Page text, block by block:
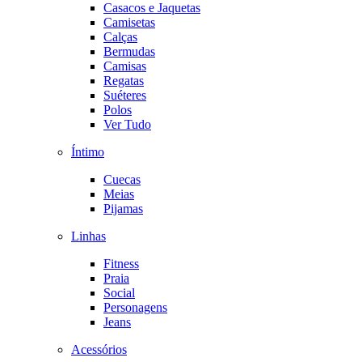
Casacos e Jaquetas
Camisetas
Calças
Bermudas
Camisas
Regatas
Suéteres
Polos
Ver Tudo
Íntimo
Cuecas
Meias
Pijamas
Linhas
Fitness
Praia
Social
Personagens
Jeans
Acessórios